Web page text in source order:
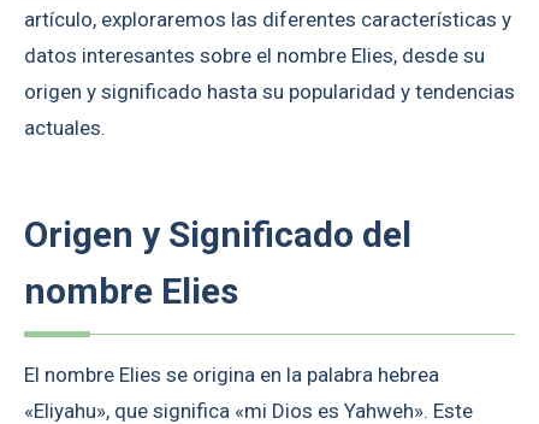
artículo, exploraremos las diferentes características y
datos interesantes sobre el nombre Elies, desde su
origen y significado hasta su popularidad y tendencias
actuales.
Origen y Significado del
nombre Elies
El nombre Elies se origina en la palabra hebrea
«Eliyahu», que significa «mi Dios es Yahweh». Este